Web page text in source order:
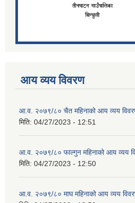
आय व्यय विवरण
आ.व. २०७९/८० चैत महिनाको आय व्यय
मिति: 04/27/2023 - 12:51
आ.व. २०७९/८० फाल्गुन महिनाको आय व्यय
मिति: 04/27/2023 - 12:50
आ.व. २०७९/८० माघ महिनाको आय व्यय